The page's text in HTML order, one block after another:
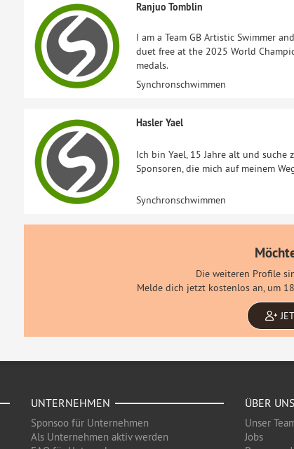
Ranjuo Tomblin
I am a Team GB Artistic Swimmer
duet free at the 2025 World
medals.
Synchronschwimmen
Hasler Yael
Ich bin Yael, 15 Jahre alt und
Sponsoren, die mich auf meinem
Synchronschwimmen
Die weiteren Profile
Melde dich jetzt kostenlos an, um
UNTERNEHMEN
Sponsoo für Unternehmen
Als Unternehmen aktiv werden
ÜBER UNS
Unser
Jobs